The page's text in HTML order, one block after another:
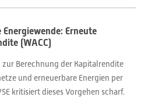
Erneute
(WACC)
zur Berechnung der Kapitalrendite
und erneuerbare Energien per
kritisiert dieses Vorgehen scharf.